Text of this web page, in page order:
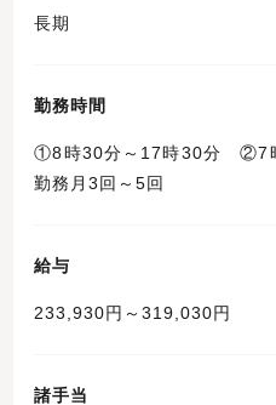
長期
勤務時間
①8時30分～17時30分 ②7
勤務月3回～5回
給与
233,930円～319,030円
諸手当